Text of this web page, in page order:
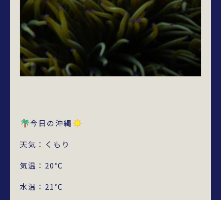
今日の沖縄
天気：くもり
気温：20℃
水温：21℃